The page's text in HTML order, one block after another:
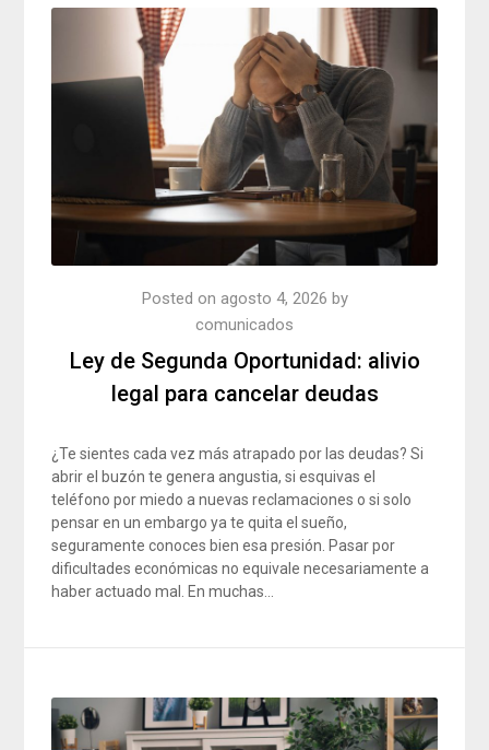
Ley de Segunda Oportunidad: alivio
legal para cancelar deudas
Posted on agosto 4, 2026 by
comunicados
¿Te sientes cada vez más atrapado por las deudas? Si
abrir el buzón te genera angustia, si esquivas el
teléfono por miedo a nuevas reclamaciones o si solo
pensar en un embargo ya te quita el sueño,
seguramente conoces bien esa presión. Pasar por
dificultades económicas no equivale necesariamente a
haber actuado mal. En muchas…